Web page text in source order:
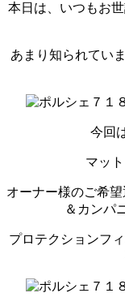
本日は、いつもお
あまり知られてい
今回
マッ
オーナー様のご希
＆カンパ
プロテクションフ